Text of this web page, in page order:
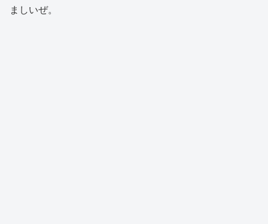
ましいぜ。